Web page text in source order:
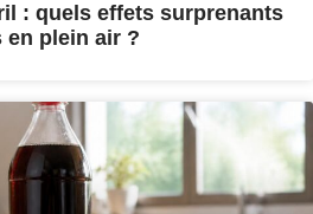
: quels effets surprenants
plein air ?